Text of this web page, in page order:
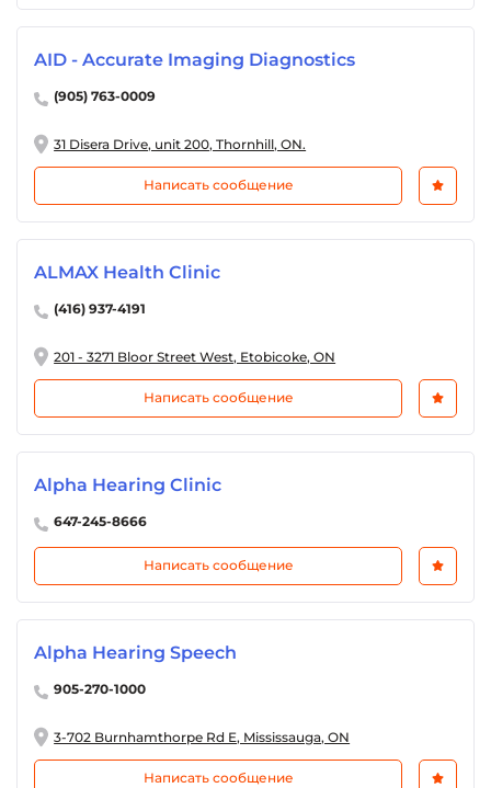
AID - Accurate Imaging Diagnostics
(905) 763-0009
31 Disera Drive, unit 200, Thornhill, ON.
Написать сообщение
ALMAX Health Clinic
(416) 937-4191
201 - 3271 Bloor Street West, Etobicoke, ON
Написать сообщение
Alpha Hearing Clinic
647-245-8666
Написать сообщение
Alpha Hearing Speech
905-270-1000
3-702 Burnhamthorpe Rd E, Mississauga, ON
Написать сообщение